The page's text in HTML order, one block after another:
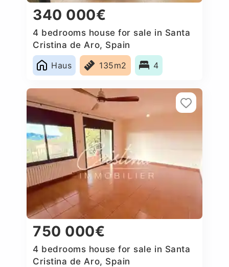
340 000€
4 bedrooms house for sale in Santa
Cristina de Aro, Spain
Haus
135m2 4
750 000€
4 bedrooms house for sale in Santa
Cristina de Aro, Spain